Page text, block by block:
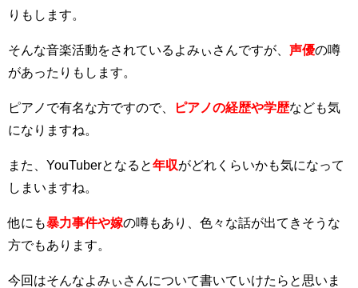
りもします。
そんな音楽活動をされているよみぃさんですが、 声優の噂
があったりもします。
ピアノで有名な方ですので、 ピアノの経歴や学歴なども気
になりますね。
また、YouTuberとなると年収がどれくらいかも気になって
しまいますね。
他にも暴力事件や嫁の噂もあり、色々な話が出てきそうな
方でもあります。
今回はそんなよみぃさんについて書いていけたらと思いま